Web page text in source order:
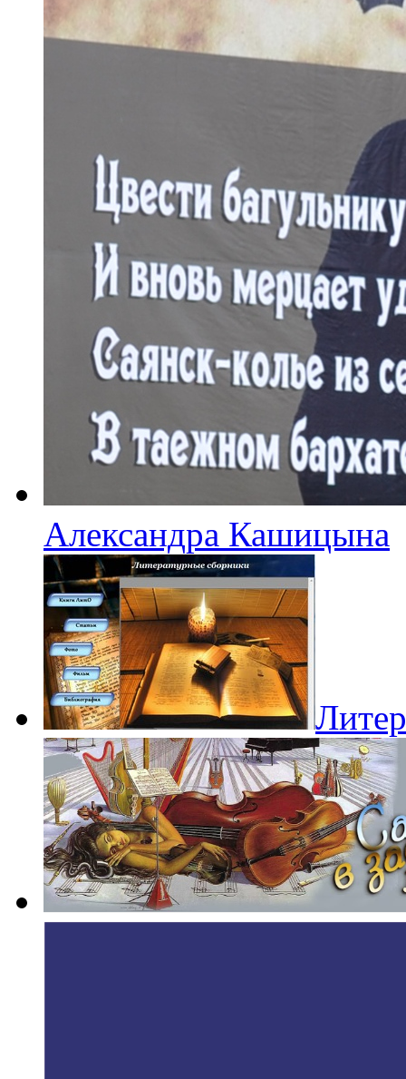
Александра Кашицына